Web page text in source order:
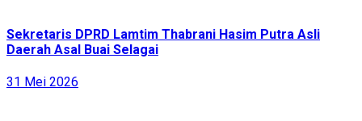
Sekretaris DPRD Lamtim Thabrani Hasim Putra Asli
Daerah Asal Buai Selagai
31 Mei 2026